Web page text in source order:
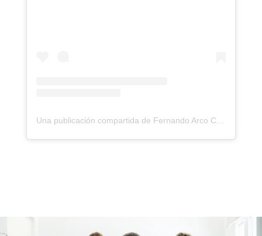
Una publicación compartida de Fernando Arco Centro de Fisioterapia (@fernandoarco_fisioterapia)